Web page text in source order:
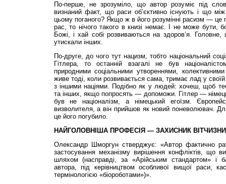
По-перше, не зрозуміло, що автор розуміє під
визнаний факт, що раси об’єктивно існують і що
цьому поганого? Якщо ж в його розумінні расизм — це
рас, то нічого такого в книзі немає. І не може бути,
Божі, і хай собі розвиваються на здоров’я.
утискали інших.
По-друге, до чого тут нацизм, тобто національний
Гітлера, то останній взагалі не був
природними соціальними утвореннями,
живе тоді, коли розвивається сама, тримає лад у своїй
з іншими націями. Подібно як у людей: хочеш, щоб
та інших, якщо попросять — допоможи. Гітлер —
був не націоналізм, а німецький егоїзм.
визволителя, а він прийшов як новий поневолювач.
це його погубило.
НАЙГОЛОВНІША ПРОФЕСІЯ — ЗАХИСНИК ВІТЧИЗНИ
Олександр Шморгун стверджує: «Автор фактично
застосування механізму вирішення конфліктів, що
шляхом (насправді, за «Арійським стандартом» і
автора, під керівництвом особливої вищої раси,
термінологією «біороботами»)».